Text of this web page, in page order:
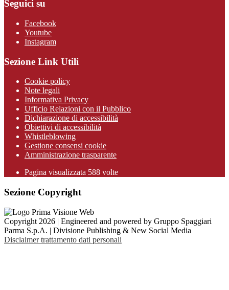
Seguici su
Facebook
Youtube
Instagram
Sezione Link Utili
Cookie policy
Note legali
Informativa Privacy
Ufficio Relazioni con il Pubblico
Dichiarazione di accessibilità
Obiettivi di accessibilità
Whistleblowing
Gestione consensi cookie
Amministrazione trasparente
Pagina visualizzata 588 volte
Sezione Copyright
Copyright 2026 | Engineered and powered by Gruppo Spaggiari
Parma S.p.A. | Divisione Publishing & New Social Media
Disclaimer trattamento dati personali